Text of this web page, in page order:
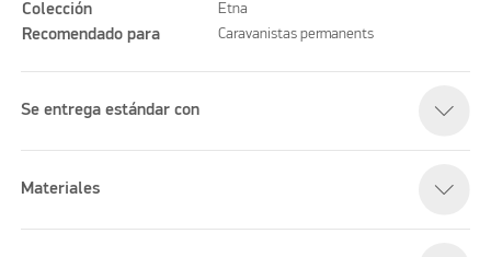
Colección Etna
Recomendado para Caravanistas permanents
Se entrega estándar con
Materiales